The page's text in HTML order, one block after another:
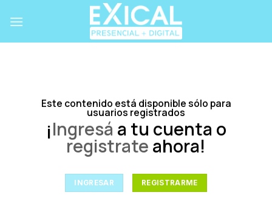
Este contenido está disponible sólo para
usuarios registrados
¡Ingresá a tu cuenta o
registrate ahora!
INGRESAR REGISTRARME